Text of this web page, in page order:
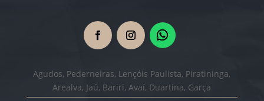
Agudos, Pederneiras, Lençóis Paulista, Piratininga,
Arealva, Jaú, Bariri, Avaí, Duartina, Garça